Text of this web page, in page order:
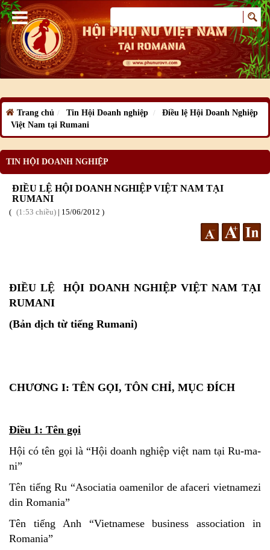
Trang chủ Tin Hội Doanh nghiệp
Điều lệ Hội Doanh Nghiệp
Việt Nam tại Rumani
TIN HỘI DOANH NGHIỆP
ĐIỀU LỆ HỘI DOANH NGHIỆP VIỆT NAM TẠI
RUMANI
1:53 chiều | 15/06/2012
ĐIỀU LỆ HỘI DOANH NGHIỆP VIỆT NAM TẠI
RUMANI
(Bản dịch từ tiếng Rumani)
CHƯƠNG I: TÊN GỌI, TÔN CHỈ, MỤC ĐÍCH
Điều 1: Tên gọi
Hội có tên gọi là “Hội doanh nghiệp việt nam tại Ru-ma-
ni”
Tên tiếng Ru “Asociatia oamenilor de afaceri vietnamezi
din Romania”
Tên tiếng Anh “Vietnamese business association in
Romania”